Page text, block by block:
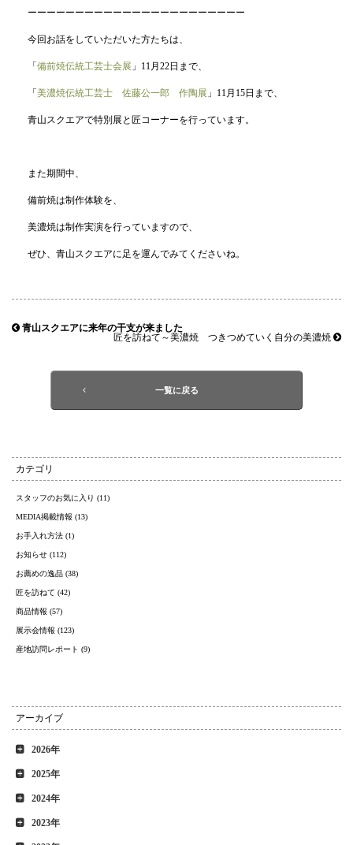
ーーーーーーーーーーーーーーーーーーーーーーー
今回お話をしていただいた方たちは、
「 備前焼伝統工芸士会展 」11月22日まで、
「 美濃焼伝統工芸士 佐藤公一郎 作陶展 」11月15日まで、
青山スクエアで特別展と匠コーナーを行っています。
また期間中、
備前焼は制作体験を、
美濃焼は制作実演を行っていますので、
ぜひ、青山スクエアに足を運んでみてくださいね。
青山スクエアに来年の干支が来ました
匠を訪ねて～美濃焼 つきつめていく自分の美濃焼
一覧に戻る
カテゴリ
スタッフのお気に入り (11)
MEDIA掲載情報 (13)
お手入れ方法 (1)
お知らせ (112)
お薦めの逸品 (38)
匠を訪ねて (42)
商品情報 (57)
展示会情報 (123)
産地訪問レポート (9)
アーカイブ
2026年
2025年
2024年
2023年